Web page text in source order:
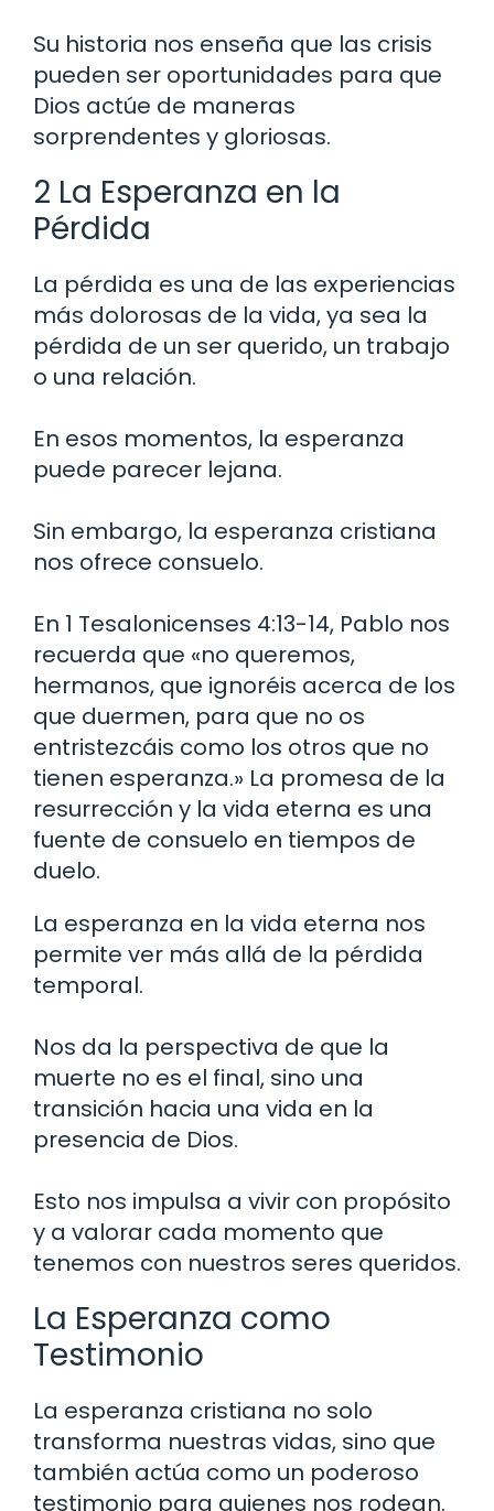
Su historia nos enseña que las crisis
pueden ser oportunidades para que
Dios actúe de maneras
sorprendentes y gloriosas.
2 La Esperanza en la
Pérdida
La pérdida es una de las experiencias
más dolorosas de la vida, ya sea la
pérdida de un ser querido, un trabajo
o una relación.
En esos momentos, la esperanza
puede parecer lejana.
Sin embargo, la esperanza cristiana
nos ofrece consuelo.
En 1 Tesalonicenses 4:13-14, Pablo nos
recuerda que «no queremos,
hermanos, que ignoréis acerca de los
que duermen, para que no os
entristezcáis como los otros que no
tienen esperanza.» La promesa de la
resurrección y la vida eterna es una
fuente de consuelo en tiempos de
duelo.
La esperanza en la vida eterna nos
permite ver más allá de la pérdida
temporal.
Nos da la perspectiva de que la
muerte no es el final, sino una
transición hacia una vida en la
presencia de Dios.
Esto nos impulsa a vivir con propósito
y a valorar cada momento que
tenemos con nuestros seres queridos.
La Esperanza como
Testimonio
La esperanza cristiana no solo
transforma nuestras vidas, sino que
también actúa como un poderoso
testimonio para quienes nos rodean.